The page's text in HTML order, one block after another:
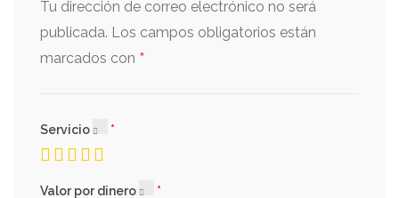
Tu dirección de correo electrónico no será
publicada. Los campos obligatorios están
marcados con *
Servicio
Valor por dinero